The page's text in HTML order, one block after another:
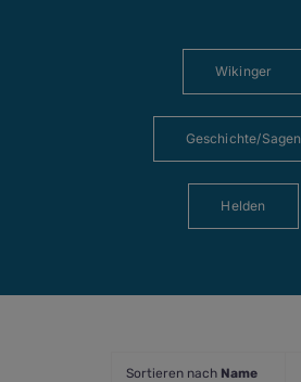
Wikinger
Geschichte/Sagen
Helden
Sortieren nach Name